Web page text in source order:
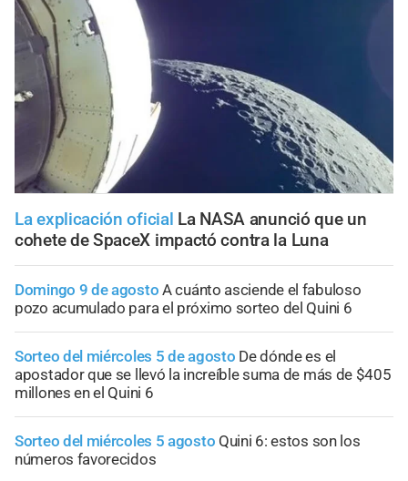
La explicación oficial La NASA anunció que un
cohete de SpaceX impactó contra la Luna
Domingo 9 de agosto A cuánto asciende el fabuloso
pozo acumulado para el próximo sorteo del Quini 6
Sorteo del miércoles 5 de agosto De dónde es el
apostador que se llevó la increíble suma de más de $405
millones en el Quini 6
Sorteo del miércoles 5 agosto Quini 6: estos son los
números favorecidos